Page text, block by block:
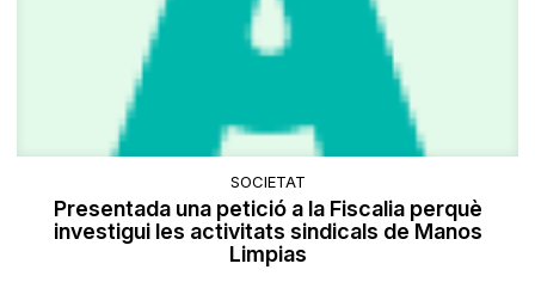
SOCIETAT
Presentada una petició a la Fiscalia perquè
investigui les activitats sindicals de Manos
Limpias